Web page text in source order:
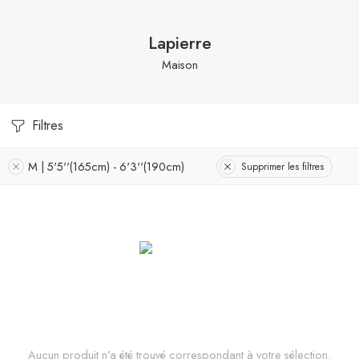
Lapierre
Maison
Filtres
M | 5'5''(165cm) - 6'3''(190cm) Supprimer les filtres
Aucun produit n'a été trouvé correspondant à votre sélection.